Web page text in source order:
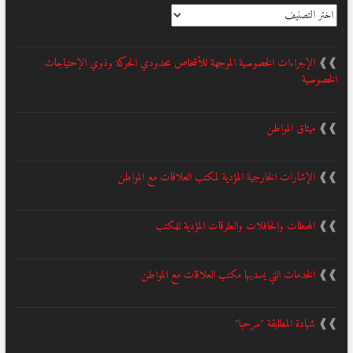
التصنيف
❱❱ الإجراءات الخصوصية الموجهة للأشخاص محدودي الحركة وذوي الإحتياجات
الخصوصية
❱❱ ميثاق المواطن
❱❱ الإشارات الخارجية المؤدية لمكتب العلاقات مع المواطن
❱❱ المحطات والحافلات والطرقات المؤدية للمكتب
❱❱ الخدمات التي يسديها مكتب العلاقات مع المواطن
❱❱ شهادة المطابقة "مرحبا"